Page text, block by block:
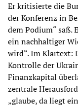
Er kritisierte die
der Konferenz in
dem Podium“ saß.
ein nachhaltiger
wird“. Im Klartext:
Kontrolle der
Finanzkapital
zentrale
„glaube, da liegt